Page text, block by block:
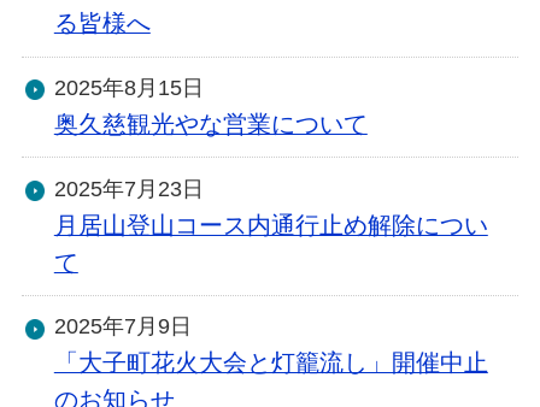
る皆様へ
2025年8月15日
奥久慈観光やな営業について
2025年7月23日
月居山登山コース内通行止め解除につい
て
2025年7月9日
「大子町花火大会と灯籠流し」開催中止
のお知らせ